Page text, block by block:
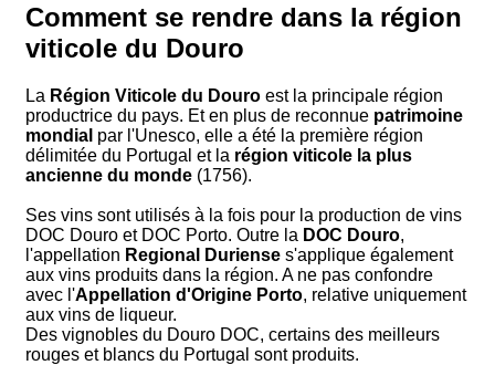
Comment se rendre dans la région
viticole du Douro
La Région Viticole du Douro est la principale région
productrice du pays. Et en plus de reconnue patrimoine
mondial par l'Unesco, elle a été la première région
délimitée du Portugal et la région viticole la plus
ancienne du monde (1756).
Ses vins sont utilisés à la fois pour la production de vins
DOC Douro et DOC Porto. Outre la DOC Douro,
l'appellation Regional Duriense s'applique également
aux vins produits dans la région. A ne pas confondre
avec l'Appellation d'Origine Porto, relative uniquement
aux vins de liqueur.
Des vignobles du Douro DOC, certains des meilleurs
rouges et blancs du Portugal sont produits.